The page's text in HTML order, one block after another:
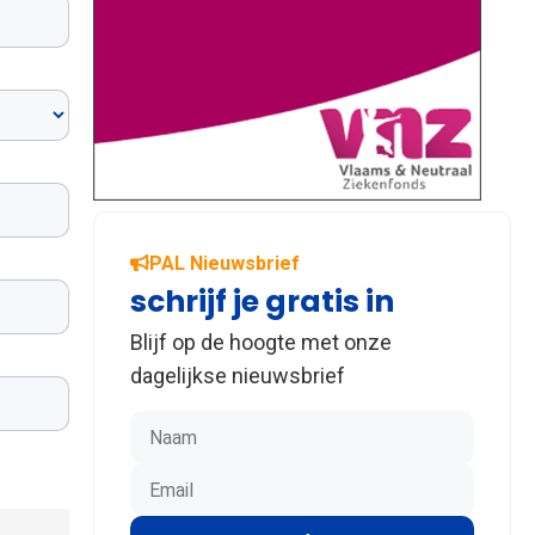
PAL Nieuwsbrief
schrijf je gratis in
Blijf op de hoogte met onze
dagelijkse nieuwsbrief